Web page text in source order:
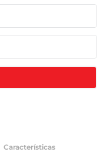
Características